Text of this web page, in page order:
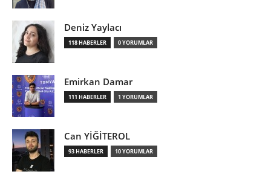
Deniz Yaylacı
118 HABERLER 0 YORUMLAR
Emirkan Damar
111 HABERLER 1 YORUMLAR
Can YİĞİTEROL
93 HABERLER 10 YORUMLAR